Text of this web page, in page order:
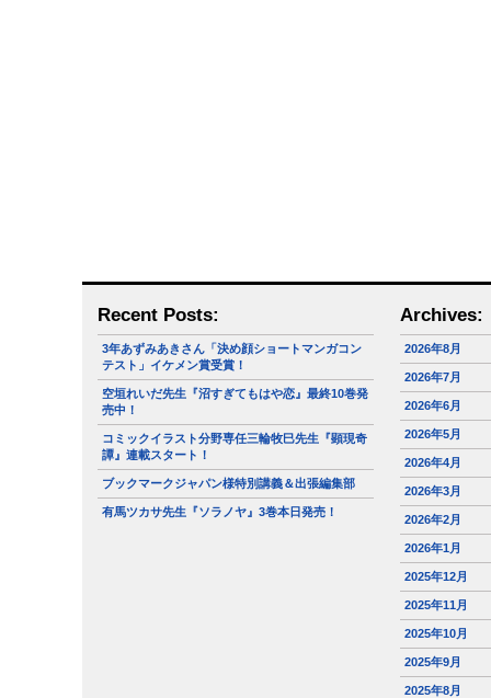
Recent Posts:
3年あずみあきさん「決め顔ショートマンガコン
テスト」イケメン賞受賞！
空垣れいだ先生『沼すぎてもはや恋』最終10巻発
売中！
コミックイラスト分野専任三輪牧巳先生『顕現奇
譚』連載スタート！
ブックマークジャパン様特別講義＆出張編集部
有馬ツカサ先生『ソラノヤ』3巻本日発売！
Archives:
2026年8月
2026年7月
2026年6月
2026年5月
2026年4月
2026年3月
2026年2月
2026年1月
2025年12月
2025年11月
2025年10月
2025年9月
2025年8月